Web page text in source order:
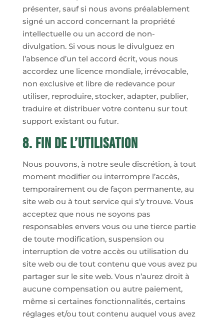
présenter, sauf si nous avons préalablement
signé un accord concernant la propriété
intellectuelle ou un accord de non-
divulgation. Si vous nous le divulguez en
l’absence d’un tel accord écrit, vous nous
accordez une licence mondiale, irrévocable,
non exclusive et libre de redevance pour
utiliser, reproduire, stocker, adapter, publier,
traduire et distribuer votre contenu sur tout
support existant ou futur.
8. Fin de l’utilisation
Nous pouvons, à notre seule discrétion, à tout
moment modifier ou interrompre l’accès,
temporairement ou de façon permanente, au
site web ou à tout service qui s’y trouve. Vous
acceptez que nous ne soyons pas
responsables envers vous ou une tierce partie
de toute modification, suspension ou
interruption de votre accès ou utilisation du
site web ou de tout contenu que vous avez pu
partager sur le site web. Vous n’aurez droit à
aucune compensation ou autre paiement,
même si certaines fonctionnalités, certains
réglages et/ou tout contenu auquel vous avez